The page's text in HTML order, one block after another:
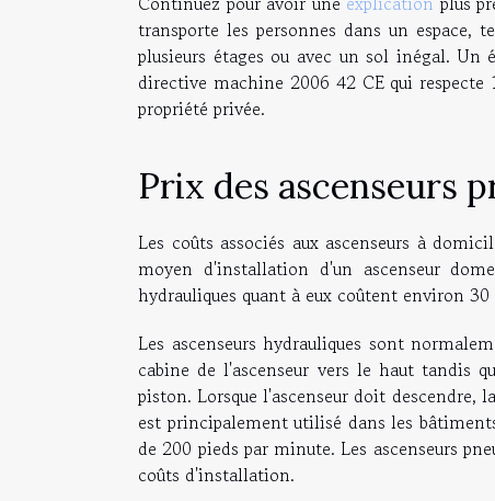
transporte les personnes dans un espace,
plusieurs étages ou avec un sol inégal.
directive machine 2006 42 CE qui respecte
propriété privée.
Prix des ascenseurs
Les coûts associés aux ascenseurs à
moyen d'installation d'un ascenseur
hydrauliques quant à eux coûtent environ
Les ascenseurs hydrauliques sont
cabine de l'ascenseur vers le haut tandis
piston. Lorsque l'ascenseur doit descendre,
est principalement utilisé dans les
de 200 pieds par minute. Les ascenseurs
coûts d'installation.